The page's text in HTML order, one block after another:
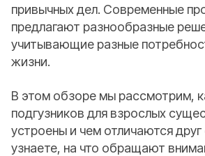
привычных дел. Современные
предлагают разнообразные
учитывающие разные
жизни.
В этом обзоре мы рассмотрим,
подгузников для взрослых
устроены и чем отличаются друг
узнаете, на что обращают